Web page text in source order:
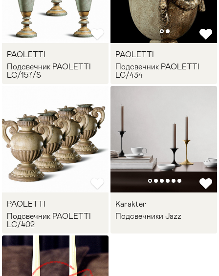
PAOLETTI
Подсвечник PAOLETTI
LC/157/S
PAOLETTI
Подсвечник PAOLETTI
LC/434
PAOLETTI
Подсвечник PAOLETTI
LC/402
Karakter
Подсвечники Jazz